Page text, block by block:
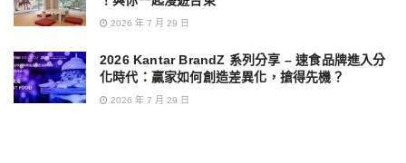
2026 年 7 月 29 日
2026 Kantar BrandZ 系列分享 – 速食品牌進入分
化時代：贏家如何創造差異化，搶得先機？
2026 年 7 月 29 日